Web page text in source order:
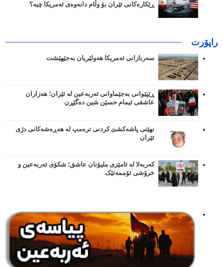
ڕێکارەکانی ئێران بۆ وڵام دانەوەی ئەمریکا چیە؟
راپۆرت
سەربازانی ئەمریکا هەولێریان بەجێهێشت
ڕێپێوانی بەجێماوانی ئەربەعین لە ئێران؛ هەزاران
عاشقی ئیمام حسێن شین دەگێڕن
نهێنی پاشەکشێ کردنی ترەمپ لە هەڕەشەکانی دژی
ئێران
کەربەلا لە ئامێزی ملیۆنان عاشق؛ شکۆی ئەربەعین و
خرۆشی ئۆممەتێک